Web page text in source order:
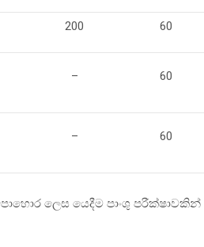
200 60
– 60
– 60
ලෙස යෙදීම පාංශු පරීක්ෂාවකින්